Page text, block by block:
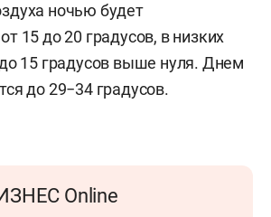
ночью будет
15 до 20 градусов, в низких
15 градусов выше нуля. Днем
до 29−34 градусов.
Online